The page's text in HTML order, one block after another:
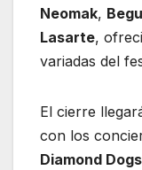
Neomak,
Lasarte,
variadas del
El cierre
con los
Diamond Dogs